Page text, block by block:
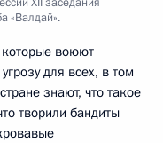
«Валдай».
воюют
для всех, в том
знают, что такое
творили бандиты